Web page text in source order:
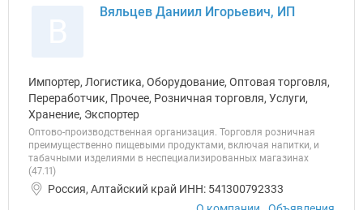
Вяльцев Даниил Игорьевич, ИП
Импортер, Логистика, Оборудование, Оптовая торговля,
Переработчик, Прочее, Розничная торговля, Услуги,
Хранение, Экспортер
Оптово-производственная организация. Торговля розничная
преимущественно пищевыми продуктами, включая напитки, и
табачными изделиями в неспециализированных магазинах
(47.11)
Россия, Алтайский край ИНН: 541300792333